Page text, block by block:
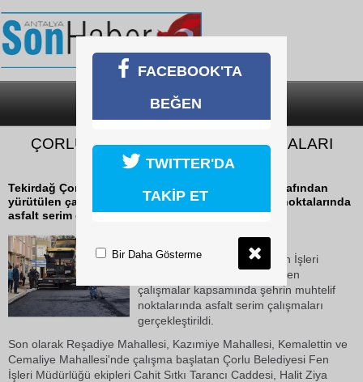
SON DAKİKA
ÇORLU’DA ASFALT SERİM ÇALIŞMALARI
DEVAM EDİYOR
Tekirdağ Çorlu Belediyesi Fen İşleri Müdürlüğü tarafından
yürütülen çalışmalar kapsamında şehrin muhtelif noktalarında
asfalt serim çalışmaları...
17 Ekim 2018 Çarşamba 15:33
Tekirdağ Çorlu Belediyesi Fen İşleri
Müdürlüğü tarafından yürütülen
çalışmalar kapsamında şehrin muhtelif
noktalarında asfalt serim çalışmaları
gerçekleştirildi.
Son olarak Reşadiye Mahallesi, Kazımiye Mahallesi, Kemalettin ve
Cemaliye Mahallesi'nde çalışma başlatan Çorlu Belediyesi Fen
İşleri Müdürlüğü ekipleri Cahit Sıtkı Tarancı Caddesi, Halit Ziya
FACEBOOK'TA
BEĞEN
TWITTER'DA
TAKİP ET
Bir Daha Gösterme